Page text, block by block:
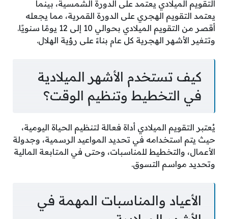
التقويم الميلادي يعتمد على الدورة الشمسية، بينما
يعتمد التقويم الهجري على الدورة القمرية، مما يجعله
أقصر من التقويم الميلادي بحوالي 10 إلى 12 يومًا سنويًا.
وتتغير الأشهر الهجرية كل عام بناءً على رؤية الهلال.
كيف تستخدم الأشهر الميلادية
في التخطيط وتنظيم الوقت؟
يُعتبر التقويم الميلادي أداة فعالة لتنظيم الحياة اليومية،
حيث يتم استخدامه في تحديد المواعيد الرسمية، وجدولة
الأعمال، والتخطيط للمناسبات، وحتى في المتابعة المالية
وتحديد مواسم التسوق.
الأعياد والمناسبات المهمة في